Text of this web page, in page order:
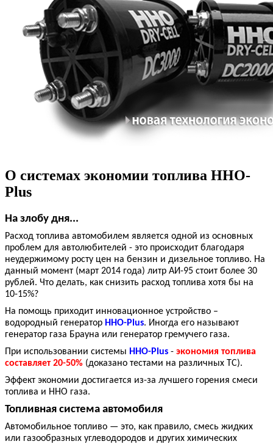
О системах экономии топлива HHO-
Plus
На злобу дня...
Расход топлива автомобилем является одной из основных
проблем для автолюбителей - это происходит благодаря
неудержимому росту цен на бензин и дизельное топливо. На
данный момент (март 2014 года) литр АИ-95 стоит более 30
рублей. Что делать, как снизить расход топлива хотя бы на
10-15%?
На помощь приходит инновационное устройство –
водородный генератор HHO-Plus. Иногда его называют
генератор газа Брауна или генератор гремучего газа.
При использовании системы HHO-Plus - экономия топлива
составляет 20-50% (доказано тестами на различных ТС).
Эффект экономии достигается из-за лучшего горения смеси
топлива и HHO газа.
Топливная система автомобиля
Автомобильное топливо — это, как правило, смесь жидких
или газообразных углеводородов и других химических